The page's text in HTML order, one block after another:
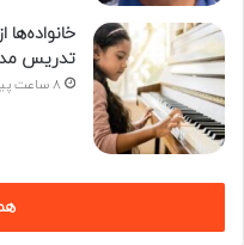
تدریس
8 ساعت پیش